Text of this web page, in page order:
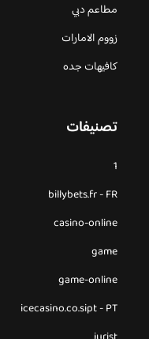
مطاعم دبي
زووم الامارات
كافيهات جده
تصنيفات
1
billybets.fr - FR
casino-online
game
game-online
icecasino.co.sipt - PT